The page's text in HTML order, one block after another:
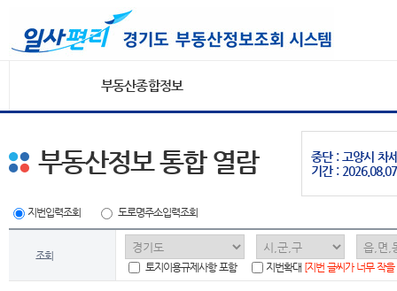
부동산종합정보
중단 : 고양시 차
기간 :
부동산정보 통합 열람
지번입력조회 도로명주소입력조회
조회
토지이용규제사항 포함
지번확대 [지번 글씨가 너무 작